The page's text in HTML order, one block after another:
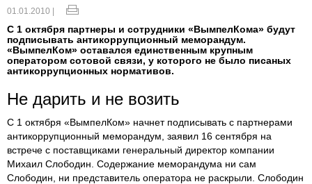
01.01.2010 |
С 1 октября партнеры и сотрудники «ВымпелКома» будут
подписывать антикоррупционный меморандум.
«ВымпелКом» оставался единственным крупным
оператором сотовой связи, у которого не было писаных
антикоррупционных нормативов.
Не дарить и не возить​
С 1 октября «ВымпелКом» начнет подписывать с партнерами
антикоррупционный меморандум, заявил 16 сентября на
встрече с поставщиками генеральный директор компании
Михаил Слободин. Содержание меморандума ни сам
Слободин, ни представитель оператора не раскрыли. Слободин